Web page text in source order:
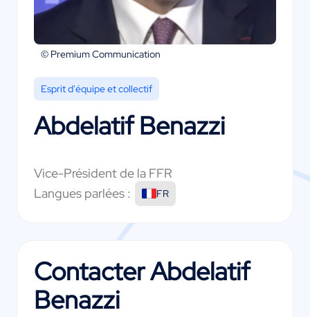
© Premium Communication
Esprit d'équipe et collectif
Abdelatif Benazzi
Vice-Président de la FFR
Langues parlées :
FR
ContacterAbdelatif
Benazzi